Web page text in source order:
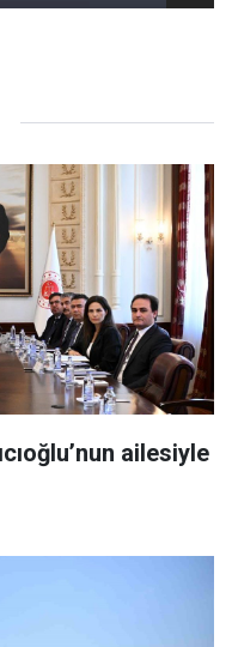
ailesiyle